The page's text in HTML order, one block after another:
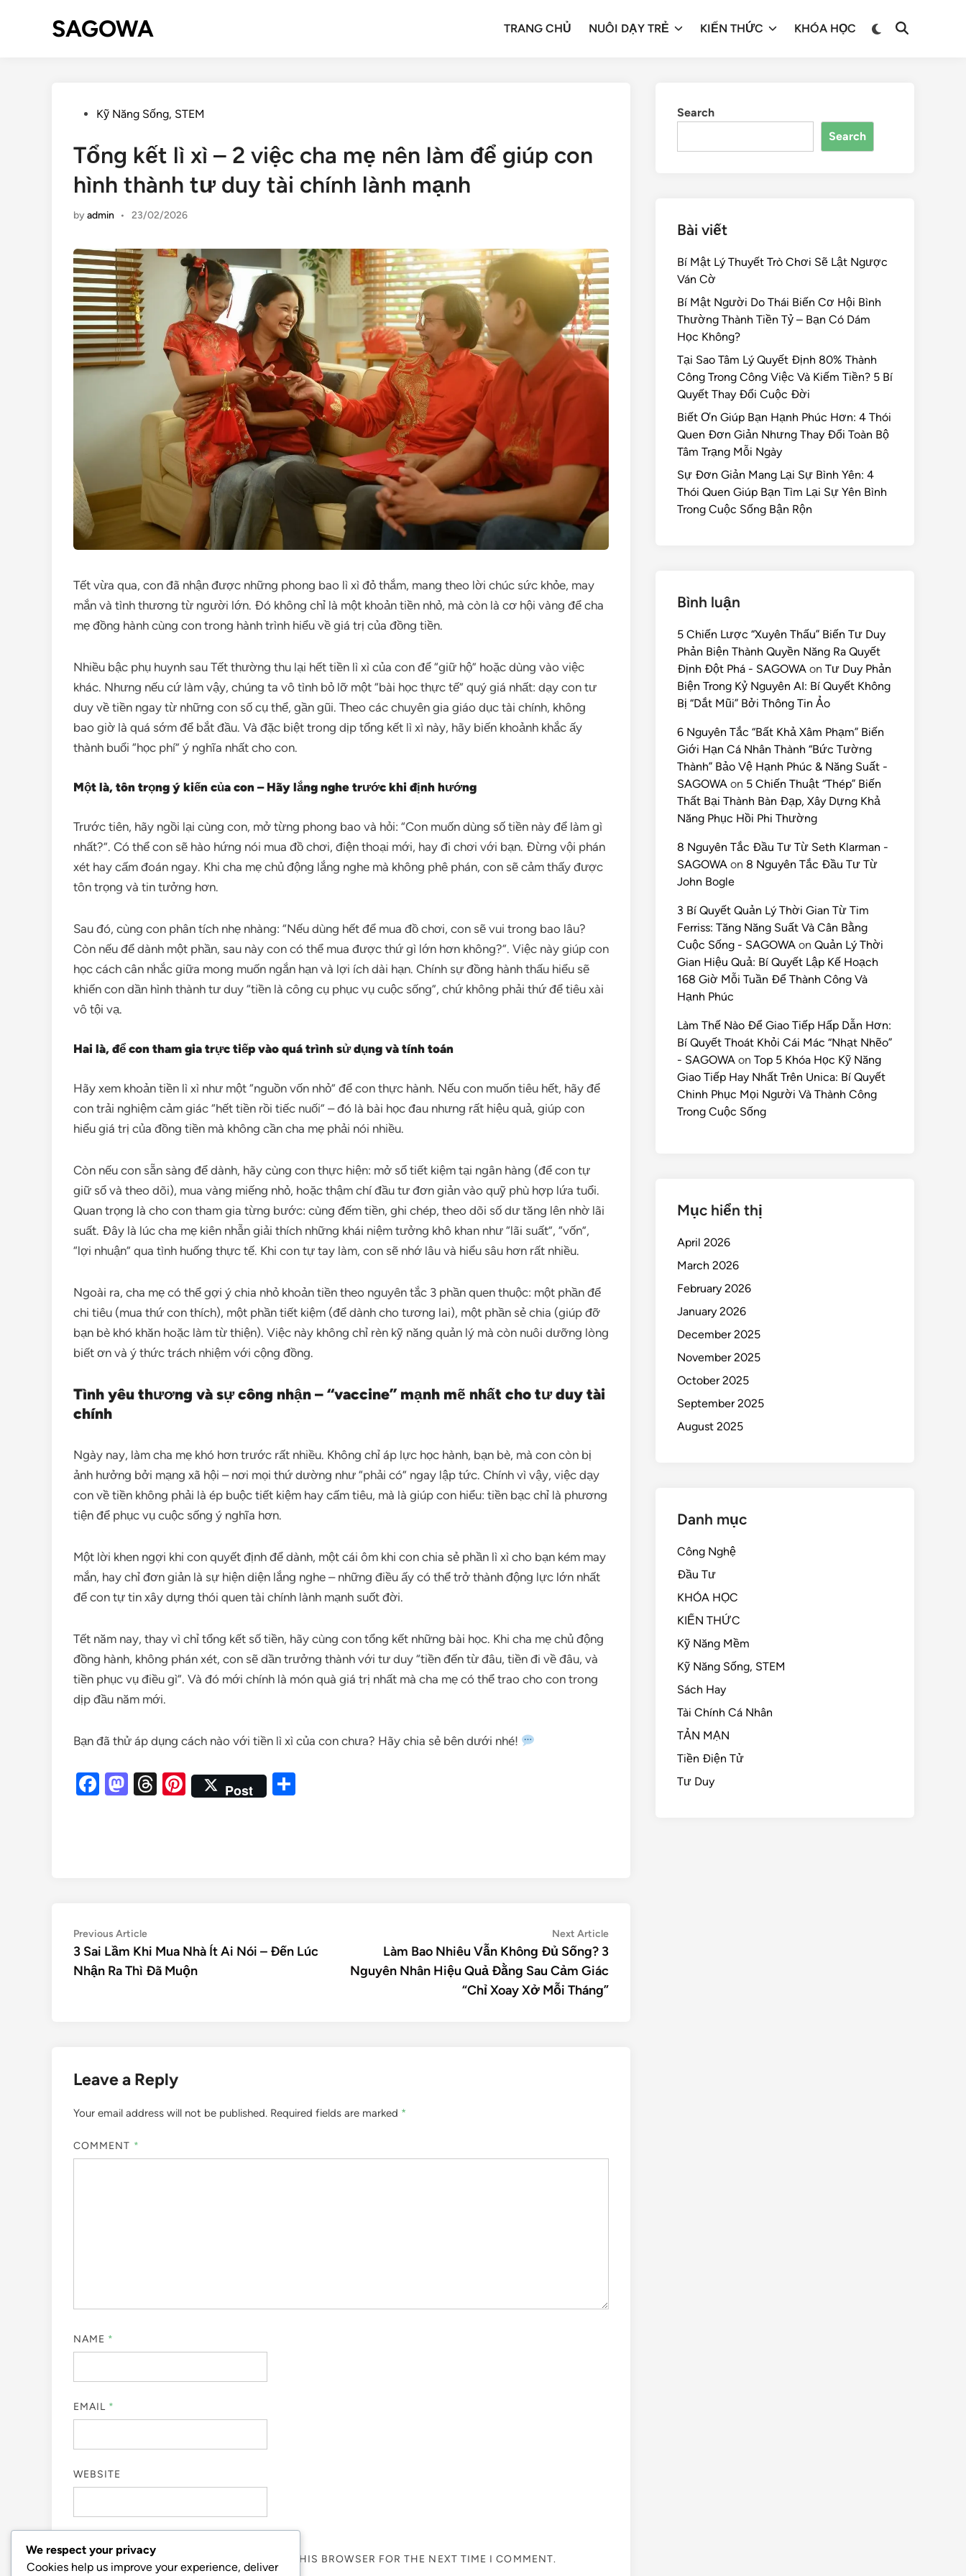
SAGOWA TRANG CHỦ NUÔI DẠY TRẺ KIẾN THỨC KHÓA HỌC
Kỹ Năng Sống, STEM
Tổng kết lì xì – 2 việc cha mẹ nên làm để giúp con
hình thành tư duy tài chính lành mạnh
byadmin • 23/02/2026
Tết vừa qua, con đã nhận được những phong bao lì xì đỏ thắm, mang theo lời chúc sức khỏe, may
mắn và tình thương từ người lớn. Đó không chỉ là một khoản tiền nhỏ, mà còn là cơ hội vàng để cha
mẹ đồng hành cùng con trong hành trình hiểu về giá trị của đồng tiền.
Nhiều bậc phụ huynh sau Tết thường thu lại hết tiền lì xì của con để “giữ hộ” hoặc dùng vào việc
khác. Nhưng nếu cứ làm vậy, chúng ta vô tình bỏ lỡ một “bài học thực tế” quý giá nhất: dạy con tư
duy về tiền ngay từ những con số cụ thể, gần gũi. Theo các chuyên gia giáo dục tài chính, không
bao giờ là quá sớm để bắt đầu. Và đặc biệt trong dịp tổng kết lì xì này, hãy biến khoảnh khắc ấy
thành buổi “học phí” ý nghĩa nhất cho con.
Một là, tôn trọng ý kiến của con – Hãy lắng nghe trước khi định hướng
Trước tiên, hãy ngồi lại cùng con, mở từng phong bao và hỏi: “Con muốn dùng số tiền này để làm gì
nhất?”. Có thể con sẽ hào hứng nói mua đồ chơi, điện thoại mới, hay đi chơi với bạn. Đừng vội phán
xét hay cấm đoán ngay. Khi cha mẹ chủ động lắng nghe mà không phê phán, con sẽ cảm thấy được
tôn trọng và tin tưởng hơn.
Sau đó, cùng con phân tích nhẹ nhàng: “Nếu dùng hết để mua đồ chơi, con sẽ vui trong bao lâu?
Còn nếu để dành một phần, sau này con có thể mua được thứ gì lớn hơn không?”. Việc này giúp con
học cách cân nhắc giữa mong muốn ngắn hạn và lợi ích dài hạn. Chính sự đồng hành thấu hiểu sẽ
khiến con dần hình thành tư duy “tiền là công cụ phục vụ cuộc sống”, chứ không phải thứ để tiêu xài
vô tội vạ.
Hai là, để con tham gia trực tiếp vào quá trình sử dụng và tính toán
Hãy xem khoản tiền lì xì như một “nguồn vốn nhỏ” để con thực hành. Nếu con muốn tiêu hết, hãy để
con trải nghiệm cảm giác “hết tiền rồi tiếc nuối” – đó là bài học đau nhưng rất hiệu quả, giúp con
hiểu giá trị của đồng tiền mà không cần cha mẹ phải nói nhiều.
Còn nếu con sẵn sàng để dành, hãy cùng con thực hiện: mở sổ tiết kiệm tại ngân hàng (để con tự
giữ sổ và theo dõi), mua vàng miếng nhỏ, hoặc thậm chí đầu tư đơn giản vào quỹ phù hợp lứa tuổi.
Quan trọng là cho con tham gia từng bước: cùng đếm tiền, ghi chép, theo dõi số dư tăng lên nhờ lãi
suất. Đây là lúc cha mẹ kiên nhẫn giải thích những khái niệm tưởng khô khan như “lãi suất”, “vốn”,
“lợi nhuận” qua tình huống thực tế. Khi con tự tay làm, con sẽ nhớ lâu và hiểu sâu hơn rất nhiều.
Ngoài ra, cha mẹ có thể gợi ý chia nhỏ khoản tiền theo nguyên tắc 3 phần quen thuộc: một phần để
chi tiêu (mua thứ con thích), một phần tiết kiệm (để dành cho tương lai), một phần sẻ chia (giúp đỡ
bạn bè khó khăn hoặc làm từ thiện). Việc này không chỉ rèn kỹ năng quản lý mà còn nuôi dưỡng lòng
biết ơn và ý thức trách nhiệm với cộng đồng.
Tình yêu thương và sự công nhận – “vaccine” mạnh mẽ nhất cho tư duy tài
chính
Ngày nay, làm cha mẹ khó hơn trước rất nhiều. Không chỉ áp lực học hành, bạn bè, mà con còn bị
ảnh hưởng bởi mạng xã hội – nơi mọi thứ dường như “phải có” ngay lập tức. Chính vì vậy, việc dạy
con về tiền không phải là ép buộc tiết kiệm hay cấm tiêu, mà là giúp con hiểu: tiền bạc chỉ là phương
tiện để phục vụ cuộc sống ý nghĩa hơn.
Một lời khen ngợi khi con quyết định để dành, một cái ôm khi con chia sẻ phần lì xì cho bạn kém may
mắn, hay chỉ đơn giản là sự hiện diện lắng nghe – những điều ấy có thể trở thành động lực lớn nhất
để con tự tin xây dựng thói quen tài chính lành mạnh suốt đời.
Tết năm nay, thay vì chỉ tổng kết số tiền, hãy cùng con tổng kết những bài học. Khi cha mẹ chủ động
đồng hành, không phán xét, con sẽ dần trưởng thành với tư duy “tiền đến từ đâu, tiền đi về đâu, và
tiền phục vụ điều gì”. Và đó mới chính là món quà giá trị nhất mà cha mẹ có thể trao cho con trong
dịp đầu năm mới.
Bạn đã thử áp dụng cách nào với tiền lì xì của con chưa? Hãy chia sẻ bên dưới nhé!
Facebook
Mastodon
Threads
Pinterest
Post
Previous Article
3 Sai Lầm Khi Mua Nhà Ít Ai Nói – Đến Lúc
Nhận Ra Thì Đã Muộn
Next Article
Làm Bao Nhiêu Vẫn Không Đủ Sống? 3
Nguyên Nhân Hiệu Quả Đằng Sau Cảm Giác
“Chỉ Xoay Xở Mỗi Tháng”
Leave a Reply
Your email address will not be published. Required fields are marked *
COMMENT *
NAME *
EMAIL *
WEBSITE
SAVE MY NAME, EMAIL, AND WEBSITE IN THIS BROWSER FOR THE NEXT TIME I COMMENT.
Search
Search
Bài viết
Bí Mật Lý Thuyết Trò Chơi Sẽ Lật Ngược
Ván Cờ
Bí Mật Người Do Thái Biến Cơ Hội Bình
Thường Thành Tiền Tỷ – Bạn Có Dám
Học Không?
Tại Sao Tâm Lý Quyết Định 80% Thành
Công Trong Công Việc Và Kiếm Tiền? 5 Bí
Quyết Thay Đổi Cuộc Đời
Biết Ơn Giúp Bạn Hạnh Phúc Hơn: 4 Thói
Quen Đơn Giản Nhưng Thay Đổi Toàn Bộ
Tâm Trạng Mỗi Ngày
Sự Đơn Giản Mang Lại Sự Bình Yên: 4
Thói Quen Giúp Bạn Tìm Lại Sự Yên Bình
Trong Cuộc Sống Bận Rộn
Bình luận
5 Chiến Lược “Xuyên Thấu” Biến Tư Duy
Phản Biện Thành Quyền Năng Ra Quyết
Định Đột Phá - SAGOWA on Tư Duy Phản
Biện Trong Kỷ Nguyên AI: Bí Quyết Không
Bị “Dắt Mũi” Bởi Thông Tin Ảo
6 Nguyên Tắc “Bất Khả Xâm Phạm” Biến
Giới Hạn Cá Nhân Thành “Bức Tường
Thành” Bảo Vệ Hạnh Phúc & Năng Suất -
SAGOWA on 5 Chiến Thuật “Thép” Biến
Thất Bại Thành Bàn Đạp, Xây Dựng Khả
Năng Phục Hồi Phi Thường
8 Nguyên Tắc Đầu Tư Từ Seth Klarman -
SAGOWA on 8 Nguyên Tắc Đầu Tư Từ
John Bogle
3 Bí Quyết Quản Lý Thời Gian Từ Tim
Ferriss: Tăng Năng Suất Và Cân Bằng
Cuộc Sống - SAGOWA on Quản Lý Thời
Gian Hiệu Quả: Bí Quyết Lập Kế Hoạch
168 Giờ Mỗi Tuần Để Thành Công Và
Hạnh Phúc
Làm Thế Nào Để Giao Tiếp Hấp Dẫn Hơn:
Bí Quyết Thoát Khỏi Cái Mác “Nhạt Nhẽo”
- SAGOWA on Top 5 Khóa Học Kỹ Năng
Giao Tiếp Hay Nhất Trên Unica: Bí Quyết
Chinh Phục Mọi Người Và Thành Công
Trong Cuộc Sống
Mục hiển thị
April 2026
March 2026
February 2026
January 2026
December 2025
November 2025
October 2025
September 2025
August 2025
Danh mục
Công Nghệ
Đầu Tư
KHÓA HỌC
KIẾN THỨC
Kỹ Năng Mềm
Kỹ Năng Sống, STEM
Sách Hay
Tài Chính Cá Nhân
TẢN MẠN
Tiền Điện Tử
Tư Duy
We respect your privacy
Cookies help us improve your experience, deliver